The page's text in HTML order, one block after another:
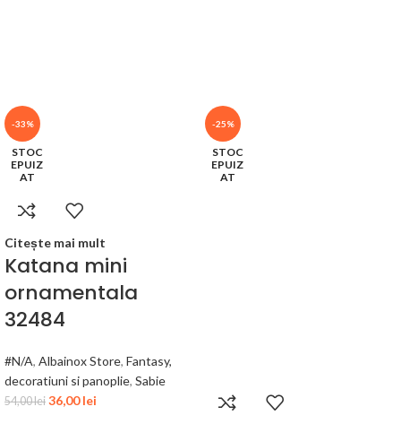
-33%
STOC
EPUIZ
AT
Citește mai mult
Katana mini
ornamentala
32484
#N/A, Albainox Store, Fantasy,
decoratiuni si panoplie, Sabie
54,00lei 36,00lei
-25%
STOC
EPUIZ
AT